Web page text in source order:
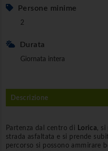
Persone minime
2
Durata
Giornata intera
Descrizione
Partenza dal centro di Lorica, si
strada asfaltata e si prende
percorso si possono ammirare